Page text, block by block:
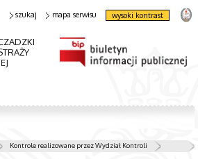
szukaj mapa serwisu wysoki kontrast
Kontrole realizowane przez Wydział Kontroli